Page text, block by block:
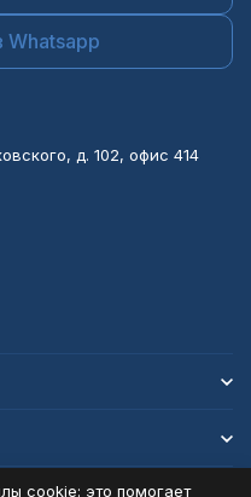
Whatsapp
д. 102, офис 414
cookie: это помогает